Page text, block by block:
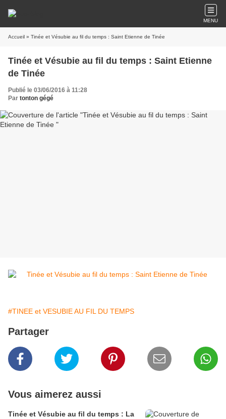
MENU
Accueil » Tinée et Vésubie au fil du temps : Saint Etienne de Tinée
Tinée et Vésubie au fil du temps : Saint Etienne
de Tinée
Publié le 03/06/2016 à 11:28
Par tonton gégé
#TINEE et VESUBIE AU FIL DU TEMPS
Partager
Vous aimerez aussi
Tinée et Vésubie au fil du temps : La